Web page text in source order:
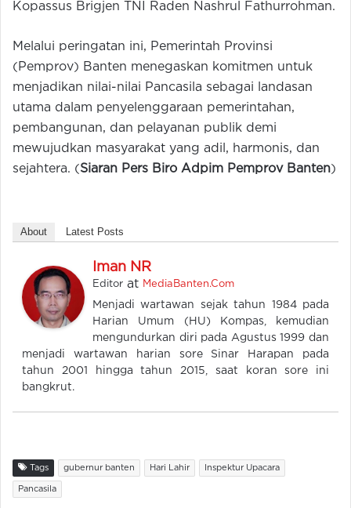
Kopassus Brigjen TNI Raden Nashrul Fathurrohman.
Melalui peringatan ini, Pemerintah Provinsi
(Pemprov) Banten menegaskan komitmen untuk
menjadikan nilai-nilai Pancasila sebagai landasan
utama dalam penyelenggaraan pemerintahan,
pembangunan, dan pelayanan publik demi
mewujudkan masyarakat yang adil, harmonis, dan
sejahtera. (Siaran Pers Biro Adpim Pemprov Banten)
About Latest Posts
Iman NR
Editor at MediaBanten.Com
Menjadi wartawan sejak tahun 1984 pada
Harian Umum (HU) Kompas, kemudian
mengundurkan diri pada Agustus 1999 dan
menjadi wartawan harian sore Sinar Harapan pada
tahun 2001 hingga tahun 2015, saat koran sore ini
bangkrut.
Tags gubernur banten Hari Lahir Inspektur Upacara
Pancasila